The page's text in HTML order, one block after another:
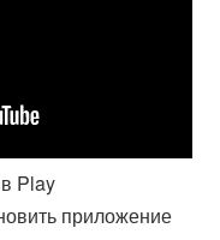
Play
приложение